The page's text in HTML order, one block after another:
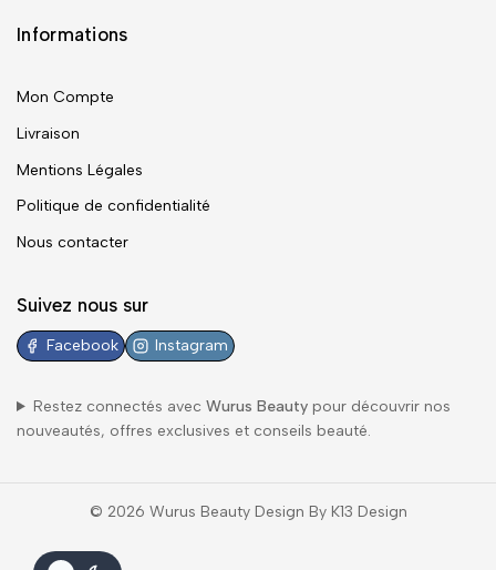
Informations
Mon Compte
Livraison
Mentions Légales
Politique de confidentialité
Nous contacter
Suivez nous sur
Facebook Instagram
Restez connectés avec Wurus Beautypour découvrir nos
nouveautés, offres exclusives et conseils beauté.
© 2026 Wurus Beauty Design By K13 Design